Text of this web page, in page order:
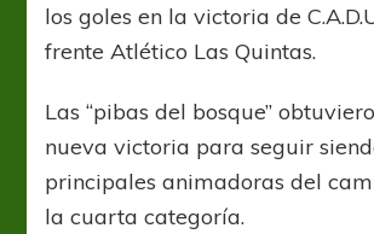
los goles en la victoria de
frente Atlético Las Quintas.
Las “pibas del bosque”
nueva victoria para seguir
principales animadoras del
la cuarta categoría.